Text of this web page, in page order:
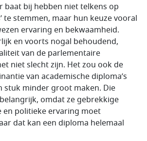
baat bij hebben niet telkens op
te stemmen, maar hun keuze vooral
ervaring en bekwaamheid.
en voorts nogal behoudend,
van de parlementaire
niet slecht zijn. Het zou ook de
van academische diploma’s
stuk minder groot maken. Die
omdat ze gebrekkige
en politieke ervaring moet
dat kan een diploma helemaal